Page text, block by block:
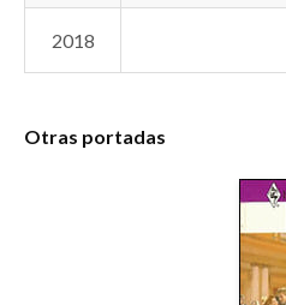
2018
Otras portadas